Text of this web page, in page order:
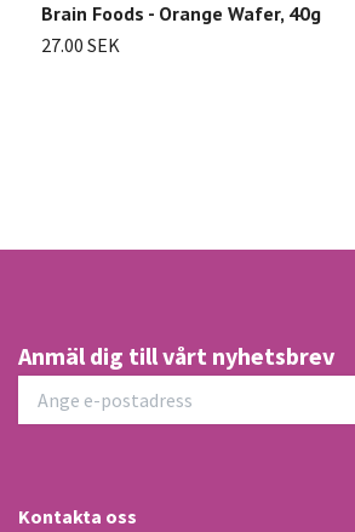
Brain Foods - Orange Wafer, 40g
27.00 SEK
Anmäl dig till vårt nyhetsbrev
Kontakta oss